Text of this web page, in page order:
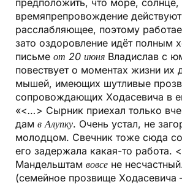
предположить, что море, солнце,
времяпрепровождение
расслабляющее, поэтому
зато оздоровление идёт полным
письме от 20 июня Владислав с
повествует о моментах жизни их
мышей, имеющих шутливые
сопровождающих Ходасевича в
«<…> Сырник приехал только
дам в Алупку. Очень устал, не
молодцом. Свечник тоже сюда
его задержала какая-то работа. <
Мандельштам вовсе не
(семейное прозвище Ходасевича